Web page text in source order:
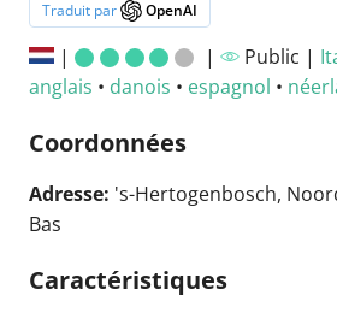
Traduit par OpenAI
| | Public |
anglais • danois • espagnol •
Coordonnées
Adresse: 's-Hertogenbosch,
Bas
Caractéristiques